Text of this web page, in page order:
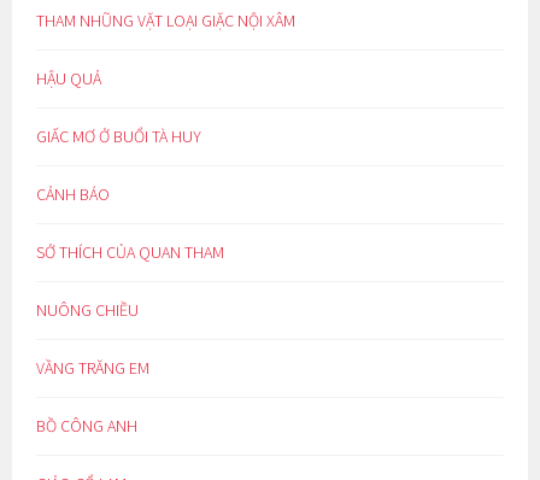
THAM NHŨNG VẶT LOẠI GIẶC NỘI XÂM
HẬU QUẢ
GIẤC MƠ Ở BUỔI TÀ HUY
CẢNH BÁO
SỞ THÍCH CỦA QUAN THAM
NUÔNG CHIỀU
VẦNG TRĂNG EM
BỒ CÔNG ANH